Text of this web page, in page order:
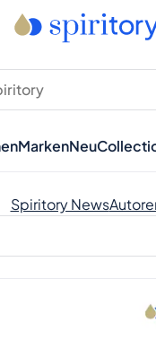
MarkenNeu
Spiritory News